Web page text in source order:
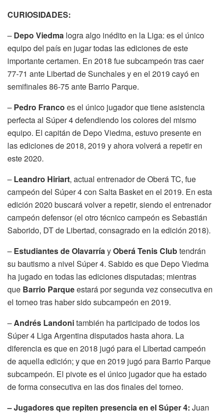
CURIOSIDADES:
– Depo Viedma logra algo inédito en la Liga: es el único
equipo del país en jugar todas las ediciones de este
importante certamen. En 2018 fue subcampeón tras caer
77-71 ante Libertad de Sunchales y en el 2019 cayó en
semifinales 86-75 ante Barrio Parque.
– Pedro Franco es el único jugador que tiene asistencia
perfecta al Súper 4 defendiendo los colores del mismo
equipo. El capitán de Depo Viedma, estuvo presente en
las ediciones de 2018, 2019 y ahora volverá a repetir en
este 2020.
– Leandro Hiriart, actual entrenador de Oberá TC, fue
campeón del Súper 4 con Salta Basket en el 2019. En esta
edición 2020 buscará volver a repetir, siendo el entrenador
campeón defensor (el otro técnico campeón es Sebastián
Saborido, DT de Libertad, consagrado en la edición 2018).
– Estudiantes de OlavarríayOberá Tenis Clubtendrán
su bautismo a nivel Súper 4. Sabido es que Depo Viedma
ha jugado en todas las ediciones disputadas; mientras
que Barrio Parqueestará por segunda vez consecutiva en
el torneo tras haber sido subcampeón en 2019.
–Andrés Landonitambién ha participado de todos los
Súper 4 Liga Argentina disputados hasta ahora. La
diferencia es que en 2018 jugó para el Libertad campeón
de aquella edición; y que en 2019 jugó para Barrio Parque
subcampeón. El pivote es el único jugador que ha estado
de forma consecutiva en las dos finales del torneo.
– Jugadores que repiten presencia en el Súper 4: Juan